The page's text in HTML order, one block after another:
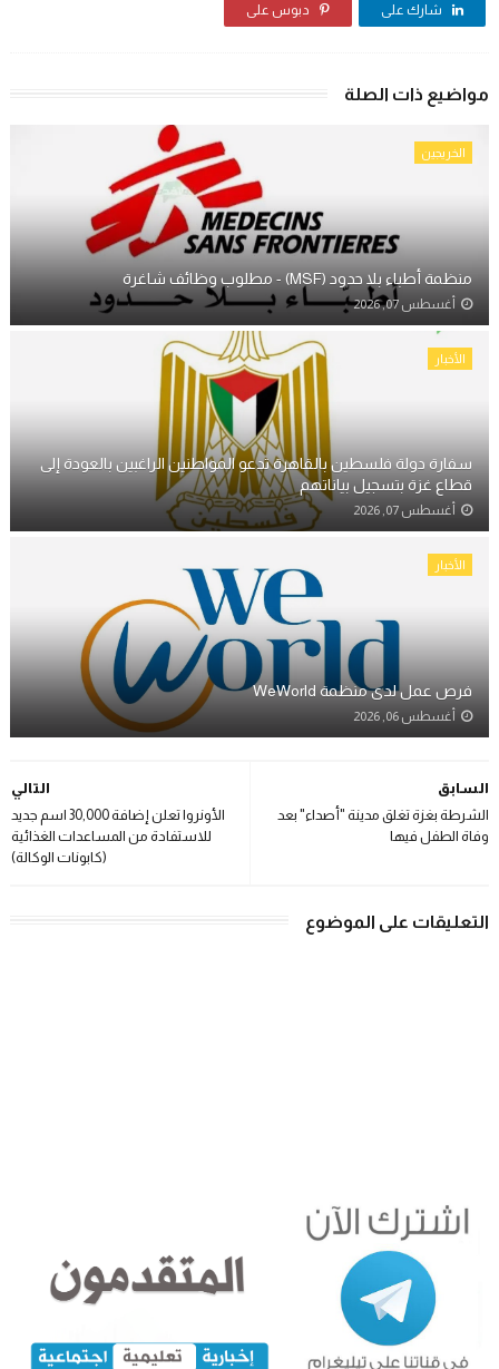
شارك على دبوس على
مواضيع ذات الصلة
الخريجين
منظمة أطباء بلا حدود (MSF) - مطلوب وظائف شاغرة
أغسطس 07, 2026
الأخبار
سفارة دولة فلسطين بالقاهرة تدعو المواطنين الراغبين بالعودة إلى
قطاع غزة بتسجيل بياناتهم
أغسطس 07, 2026
الأخبار
فرص عمل لدى منظمة WeWorld
أغسطس 06, 2026
التالي
الأونروا تعلن إضافة 30,000 اسم جديد
للاستفادة من المساعدات الغذائية
(كابونات الوكالة)
السابق
الشرطة بغزة تغلق مدينة "أصداء" بعد
وفاة الطفل فيها
التعليقات على الموضوع